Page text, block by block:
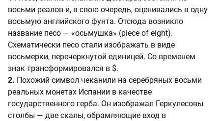
восьми реалов и, в свою очередь, оценивались в одну
восьмую английского фунта. Отсюда возникло
название песо — «осьмушка» (piece of eight).
Схематически песо стали изображать в виде
восьмерки, перечеркнутой единицей. Со временем
знак трансформировался в $.
2. Похожий символ чеканили на серебряных восьми
реальных монетах Испании в качестве
государственного герба. Он изображал Геркулесовы
столбы — две скалы, обрамляющие вход в